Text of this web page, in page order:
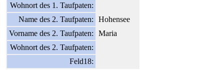
Wohnort des 1. Taufpaten:
Name des 2. Taufpaten:
Hohensee
Vorname des 2. Taufpaten:
Maria
Wohnort des 2. Taufpaten:
Feld18: